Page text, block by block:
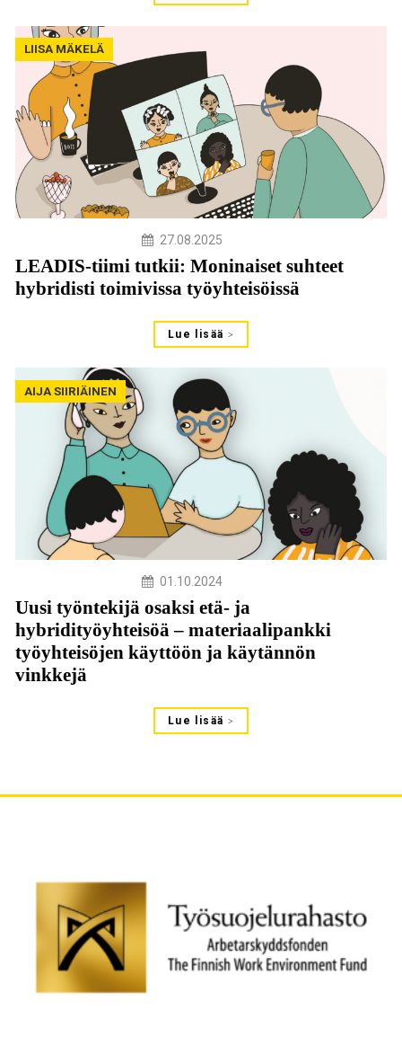
LIISA MÄKELÄ
27.08.2025
LEADIS-tiimi tutkii: Moninaiset suhteet
hybridisti toimivissa työyhteisöissä
Lue lisää
AIJA SIIRIÄINEN
01.10.2024
Uusi työntekijä osaksi etä- ja
hybridityöyhteisöä – materiaalipankki
työyhteisöjen käyttöön ja käytännön
vinkkejä
Lue lisää